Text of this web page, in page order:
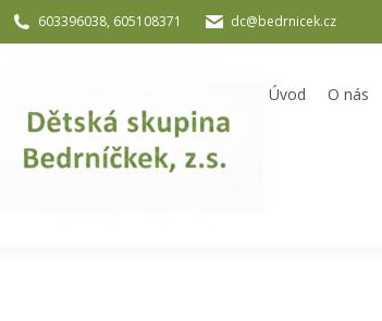
603396038, 605108371 dc@bedrnicek.cz
Úvod O nás
Úvod O nás O józe a muzikoterapii Začít spolu